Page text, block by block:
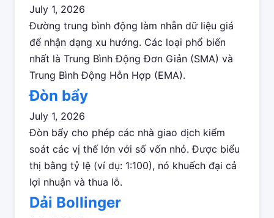
July 1, 2026
Đường trung bình động làm nhẵn dữ liệu giá
để nhận dạng xu hướng. Các loại phổ biến
nhất là Trung Bình Động Đơn Giản (SMA) và
Trung Bình Động Hỗn Hợp (EMA).
Đòn bẩy
July 1, 2026
Đòn bẩy cho phép các nhà giao dịch kiểm
soát các vị thế lớn với số vốn nhỏ. Được biểu
thị bằng tỷ lệ (ví dụ: 1:100), nó khuếch đại cả
lợi nhuận và thua lỗ.
Dải Bollinger